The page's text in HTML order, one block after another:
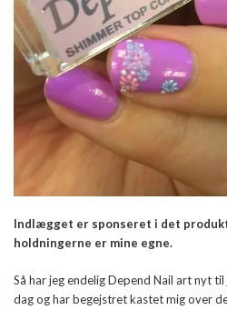
Indlægget er sponseret i det
holdningerne er mine egne.
Så har jeg endelig Depend Nail art nyt
dag og har begejstret kastet mig over